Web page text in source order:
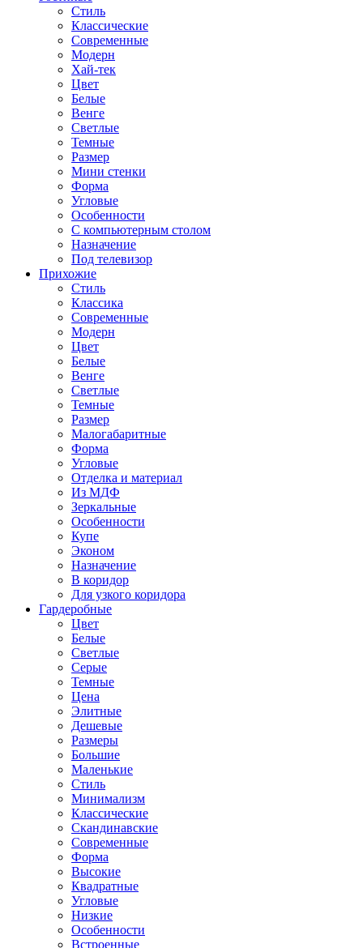
Стиль
Классические
Современные
Модерн
Хай-тек
Цвет
Белые
Венге
Светлые
Темные
Размер
Мини стенки
Форма
Угловые
Особенности
С компьютерным столом
Назначение
Под телевизор
Прихожие
Стиль
Классика
Современные
Модерн
Цвет
Белые
Венге
Светлые
Темные
Размер
Малогабаритные
Форма
Угловые
Отделка и материал
Из МДФ
Зеркальные
Особенности
Купе
Эконом
Назначение
В коридор
Для узкого коридора
Гардеробные
Цвет
Белые
Светлые
Серые
Темные
Цена
Элитные
Дешевые
Размеры
Большие
Маленькие
Стиль
Минимализм
Классические
Скандинавские
Современные
Форма
Высокие
Квадратные
Угловые
Низкие
Особенности
Встроенные